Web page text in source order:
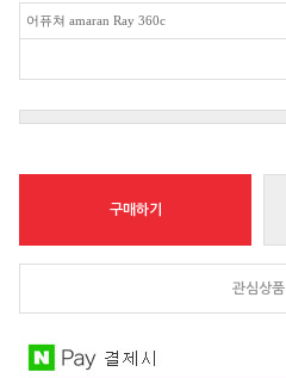
어퓨쳐 amaran Ray 360c
구매하기
관심상품